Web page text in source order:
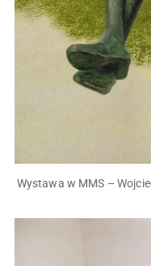
Wystawa w MMS –